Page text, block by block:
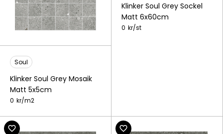
Soul
Klinker Soul Grey Mosaik
Matt 5x5cm
0 kr/m2
Klinker Soul Grey Sockel
Matt 6x60cm
0 kr/st